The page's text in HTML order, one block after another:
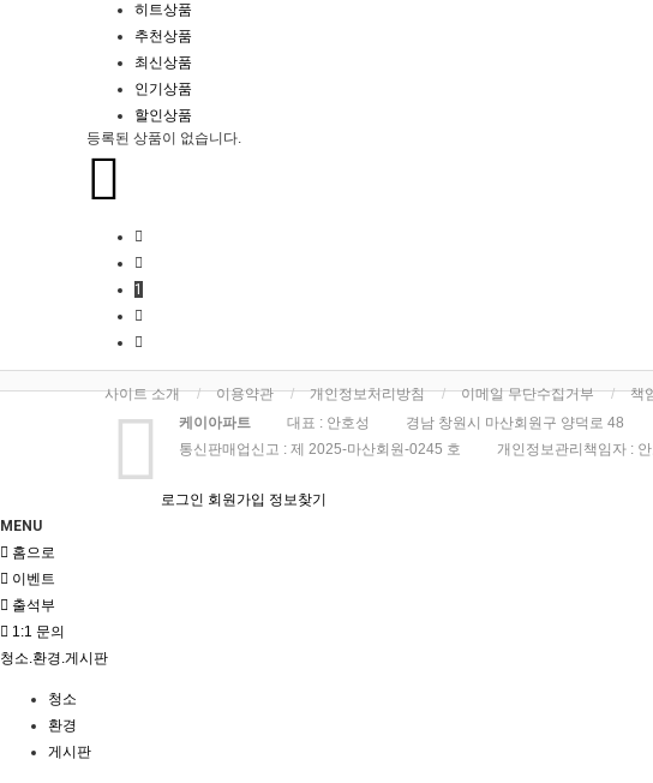
히트상품
추천상품
최신상품
인기상품
할인상품
등록된 상품이 없습니다.
1
사이트 소개 이용약관 개인정보처리방침 이메일 무단수집거부 책
케이아파트
대표 : 안호성 경남 창원시 마산회원구 양덕로 48
통신판매업신고 : 제 2025-마산회원-0245 호 개인정보관리책임자 : 안
로그인 회원가입 정보찾기
MENU
홈으로
이벤트
출석부
1:1 문의
청소.환경.게시판
청소
환경
게시판